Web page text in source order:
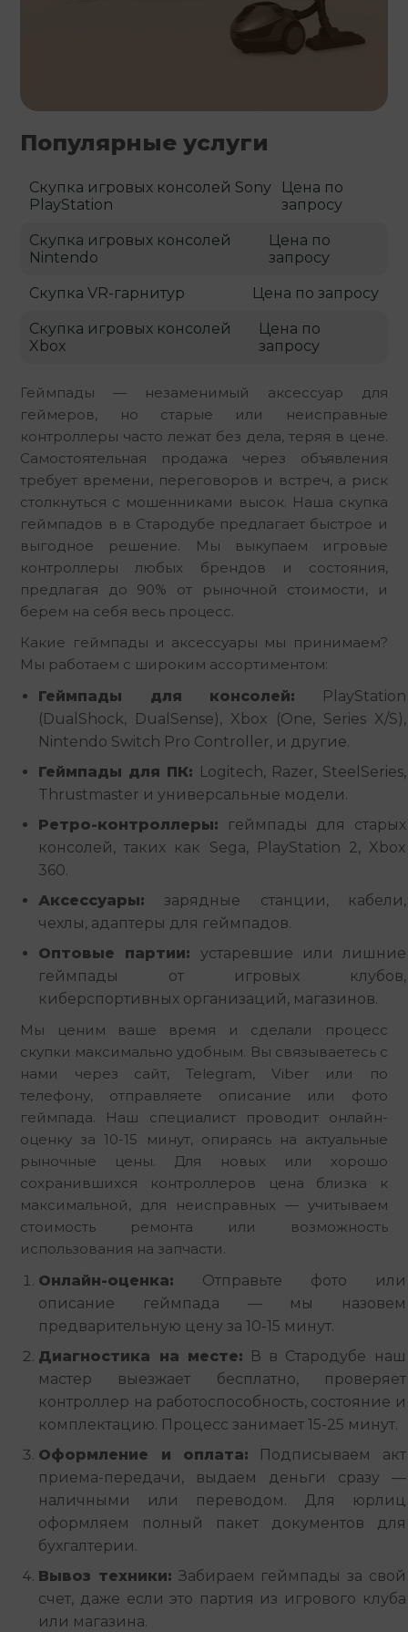
Геймпады — незаменимый аксессуар для
геймеров, но старые или неисправные
контроллеры часто лежат без дела, теряя в цене.
Самостоятельная продажа через объявления
требует времени, переговоров и встреч, а риск
столкнуться с мошенниками высок. Наша скупка
геймпадов в в Стародубе предлагает быстрое и
выгодное решение. Мы выкупаем игровые
контроллеры любых брендов и состояния,
предлагая до 90% от рыночной стоимости, и
берем на себя весь процесс.
Какие геймпады и аксессуары мы принимаем?
Мы работаем с широким ассортиментом:
Геймпады для консолей: PlayStation
(DualShock, DualSense), Xbox (One, Series X/S),
Nintendo Switch Pro Controller, и другие.
Геймпады для ПК: Logitech, Razer, SteelSeries,
Thrustmaster и универсальные модели.
Ретро-контроллеры: геймпады для старых
консолей, таких как Sega, PlayStation 2, Xbox
360.
Аксессуары: зарядные станции, кабели,
чехлы, адаптеры для геймпадов.
Оптовые партии: устаревшие или лишние
геймпады от игровых клубов,
киберспортивных организаций, магазинов.
Мы ценим ваше время и сделали процесс
скупки максимально удобным. Вы связываетесь с
нами через сайт, Telegram, Viber или по
телефону, отправляете описание или фото
геймпада. Наш специалист проводит онлайн-
оценку за 10-15 минут, опираясь на актуальные
рыночные цены. Для новых или хорошо
сохранившихся контроллеров цена близка к
максимальной, для неисправных — учитываем
стоимость ремонта или возможность
использования на запчасти.
Онлайн-оценка: Отправьте фото или
описание геймпада — мы назовем
предварительную цену за 10-15 минут.
Диагностика на месте: В в Стародубе наш
мастер выезжает бесплатно, проверяет
контроллер на работоспособность, состояние и
комплектацию. Процесс занимает 15-25 минут.
Оформление и оплата: Подписываем акт
приема-передачи, выдаем деньги сразу —
наличными или переводом. Для юрлиц
оформляем полный пакет документов для
бухгалтерии.
Вывоз техники: Забираем геймпады за свой
счет, даже если это партия из игрового клуба
или магазина.
Популярные услуги
Скупка игровых консолей Sony
PlayStation
Цена по
запросу
Скупка игровых консолей
Nintendo
Цена по
запросу
Скупка VR-гарнитур Цена по запросу
Скупка игровых консолей
Xbox
Цена по
запросу